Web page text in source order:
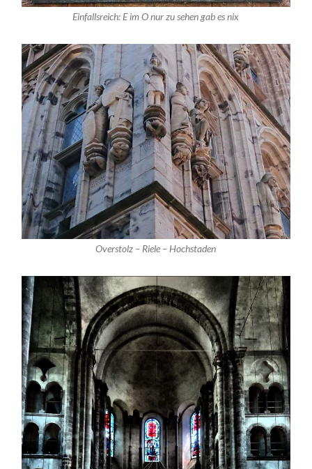
Einfallsreich: E im O nur zu sehen gab es nix
Overstolz – Riele – Hochstaden